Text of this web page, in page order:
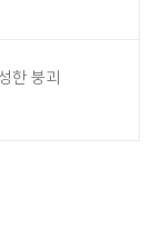
한 붕괴